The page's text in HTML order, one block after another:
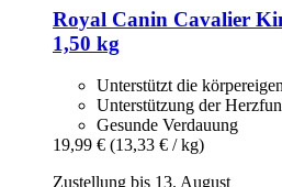
Royal Canin Cavalier
1,50 kg
Unterstützt die
Unterstützung der
Gesunde Verdauung
19,99 € (13,33 € / kg)
Zustellung bis 13. August